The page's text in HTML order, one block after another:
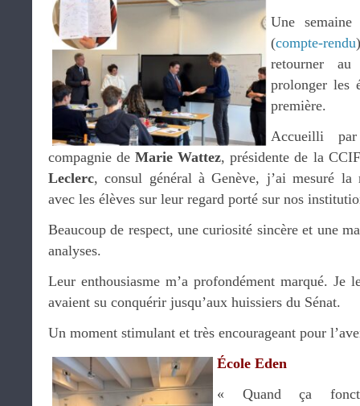
Une
(compte-rendu
retourner
prolonger les
première.
Accueilli
compagnie deMarie Wattez, présidente de la
Leclerc, consul général à Genève, j’ai mesuré la
avec les élèves sur leur regard porté sur nos
Beaucoup de respect, une curiosité sincère et une
analyses.
Leur enthousiasme m’a profondément marqué. Je
avaient su conquérir jusqu’aux huissiers du Sénat.
Un moment stimulant et très encourageant pour
École Eden
« Quand ça